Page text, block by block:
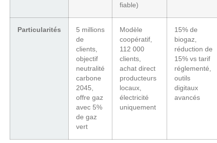
fiable)
Particularités
5 millions
de
clients,
objectif
neutralité
carbone
2045,
offre gaz
avec 5%
de gaz
vert
Modèle
coopératif,
112 000
clients,
achat direct
producteurs
locaux,
électricité
uniquement
15% de
biogaz,
réduction de
15% vs tarif
réglementé,
outils
digitaux
avancés